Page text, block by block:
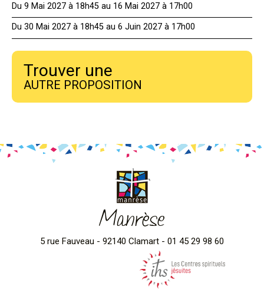
Du 9 Mai 2027 à 18h45 au 16 Mai 2027 à 17h00
Du 30 Mai 2027 à 18h45 au 6 Juin 2027 à 17h00
Trouver une
AUTRE PROPOSITION
Manrèse
5 rue Fauveau - 92140 Clamart - 01 45 29 98 60